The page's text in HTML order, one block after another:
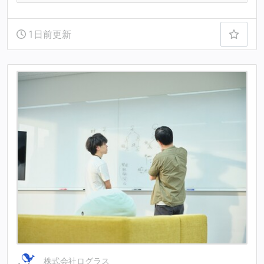
1日前更新
株式会社ログラス